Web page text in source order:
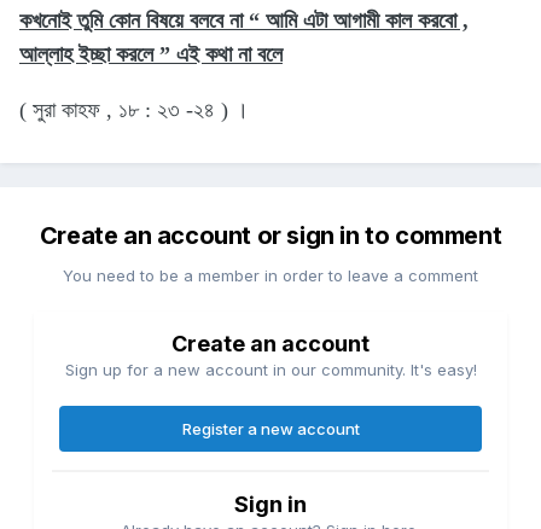
কখনোই তুমি কোন বিষয়ে বলবে না “ আমি এটা আগামী কাল করবো ,
আল্লাহ ইচ্ছা করলে ” এই কথা না বলে
( সুরা কাহফ , ১৮ : ২৩ -২৪ ) ।
Create an account or sign in to comment
You need to be a member in order to leave a comment
Create an account
Sign up for a new account in our community. It's easy!
Register a new account
Sign in